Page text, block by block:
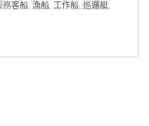
務客船 漁船 工作船 巡邏艇